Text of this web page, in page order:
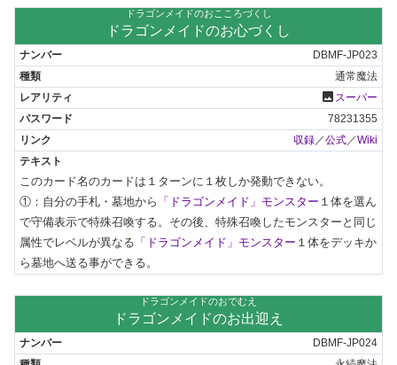
ドラゴンメイドのおこころづくし
ドラゴンメイドのお心づくし
DBMF-JP023
通常魔法
photo スーパー
78231355
収録／公式／Wiki
このカード名のカードは１ターンに１枚しか発動できない。
①：自分の手札・墓地から 「ドラゴンメイド」モンスター １体を選ん
で守備表示で特殊召喚する。その後、特殊召喚したモンスターと同じ
属性でレベルが異なる 「ドラゴンメイド」モンスター １体をデッキか
ら墓地へ送る事ができる。
ドラゴンメイドのおでむえ
ドラゴンメイドのお出迎え
DBMF-JP024